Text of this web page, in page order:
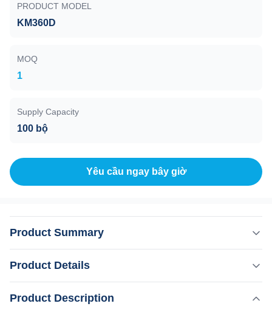
PRODUCT MODEL
KM360D
MOQ
1
Supply Capacity
100 bộ
Yêu cầu ngay bây giờ
Product Summary
nhân lâm sàng5Xây dựng lại doanh nghiệp cho thuê6. Hệ
Product Details
Làm nổi bật: Máy loại bỏ lông bằng laser 808nm
Product Description